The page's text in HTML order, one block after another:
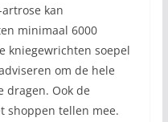
kan
minimaal 6000
kniegewrichten soepel
om de hele
Ook de
shoppen tellen mee.